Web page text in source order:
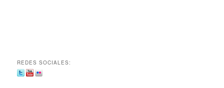
REDES SOCIALES: